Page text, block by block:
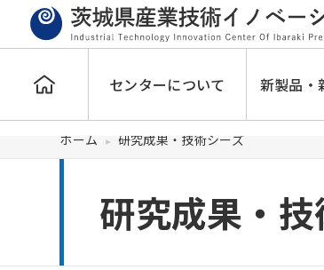
センターについて 新製品・
ホーム 研究成果・技術シーズ
研究成果・